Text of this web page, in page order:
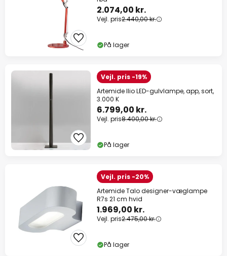
2.074,00 kr.
Vejl. pris2.440,00 kr.
På lager
Vejl. pris -19%
Artemide Ilio LED-gulvlampe, app, sort,
3.000 K
6.799,00 kr.
Vejl. pris8.400,00 kr.
På lager
Vejl. pris -20%
Artemide Talo designer-væglampe
R7s 21 cm hvid
1.969,00 kr.
Vejl. pris2.475,00 kr.
På lager